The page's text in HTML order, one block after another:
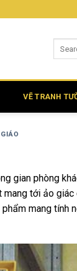
VẼ TRANH
gian phòng
tới ảo
mang tính